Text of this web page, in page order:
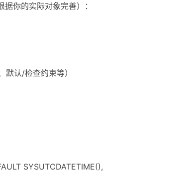
你的实际对象完善）：
认/检查约束等）
SYSUTCDATETIME(),